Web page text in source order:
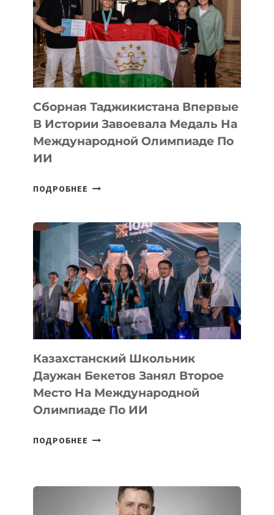
АРТ-
ФИЛЬМ
TENGRIDA:
CYBER
STEPPE
Сборная Таджикистана Впервые
В Истории Завоевала Медаль На
Международной Олимпиаде По
ИИ
ПОДРОБНЕЕ СБОРНАЯ
В
ИСТОРИИ
ЗАВОЕВАЛА
МЕДАЛЬ
НА
МЕЖДУНАРОДНОЙ
ОЛИМПИАДЕ
ПО
ИИ
Казахстанский Школьник
Даужан Бекетов Занял Второе
Место На Международной
Олимпиаде По ИИ
ПОДРОБНЕЕ КАЗАХСТАНСКИЙ